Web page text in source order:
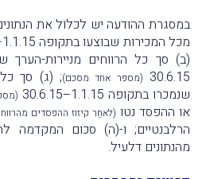
במסגרת ההודעה יש לכלוֹל את
מכל המכירות שבוצעו בתקופה 1.1.15–30.6.15
30.6.15 (מספר אחד מסכם); (ג) סך כל
שנמכרו בתקופה 1.1.15–30.6.15
או ההפסד נטו (לאחַר קיזוז ההפסדים
הרלבנטיים; ו-(ה) סכום המקדמה
מהנתונים דלעיל.